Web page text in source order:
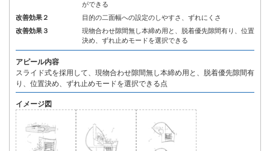
ができる
改善効果２
目的の二面幅への設定のしやすさ、ずれにくさ
改善効果３
現物合わせ隙間無し本締め用と、脱着優先隙間有り、位置
決め、ずれ止めモードを選択できる
アピール内容
スライド式を採用して、現物合わせ隙間無し本締め用と、脱着優先隙間有
り、位置決め、ずれ止めモードを選択できる点
イメージ図